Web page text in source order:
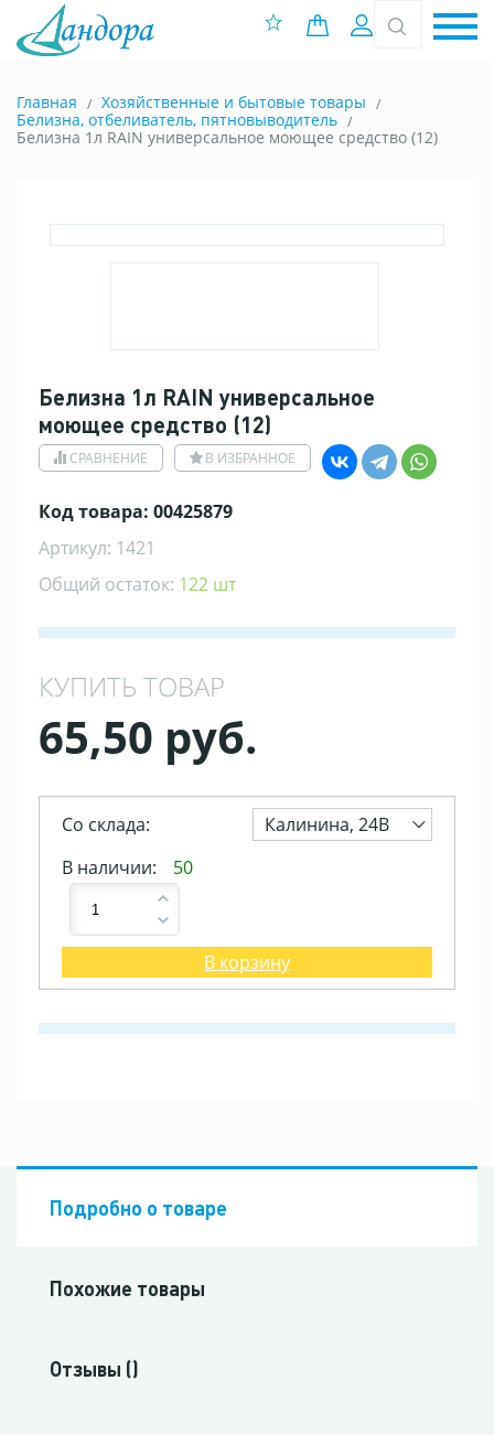
0 позиций
Вход
Главная
Хозяйственные и бытовые товары
Белизна, отбеливатель, пятновыводитель
Белизна 1л RAIN универсальное моющее средство (12)
Белизна 1л RAIN универсальное
моющее средство (12)
СРАВНЕНИЕ В ИЗБРАННОЕ
Код товара: 00425879
Артикул: 1421
Общий остаток: 122 шт
КУПИТЬ ТОВАР
65,50 руб.
Со склада:
Калинина, 24В
В наличии:
50
В корзину
Подробно о товаре
Похожие товары
Отзывы ()